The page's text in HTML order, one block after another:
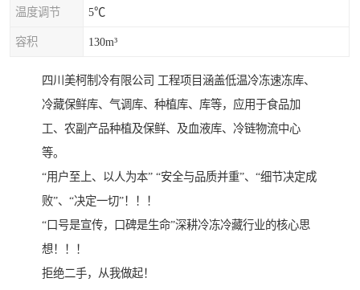
温度调节 5℃
容积 130m³
四川美柯制冷有限公司 工程项目涵盖低温冷冻速冻库、
冷藏保鲜库、气调库、种植库、库等，应用于食品加
工、农副产品种植及保鲜、及血液库、冷链物流中心
等。
“用户至上、以人为本” “安全与品质并重”、“细节决定成
败”、“决定一切”！！！
“口号是宣传，口碑是生命”深耕冷冻冷藏行业的核心思
想！！！
拒绝二手，从我做起！